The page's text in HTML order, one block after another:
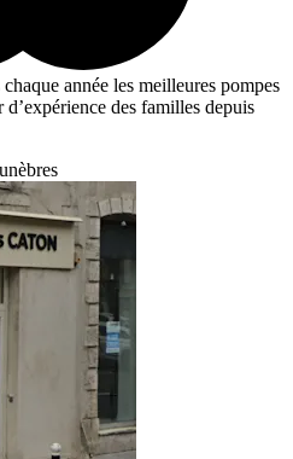
année les meilleures pompes
des familles depuis